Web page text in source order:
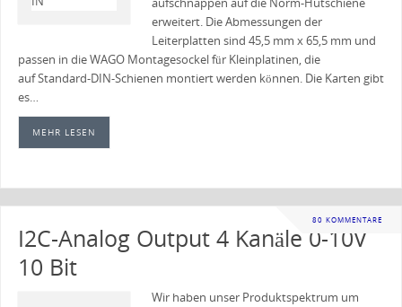
aufschnappen auf die Norm-Hutschiene
erweitert. Die Abmessungen der
Leiterplatten sind 45,5 mm x 65,5 mm und
passen in die WAGO Montagesockel für Kleinplatinen, die
auf Standard-DIN-Schienen montiert werden können. Die Karten gibt
es…
MEHR LESEN
80 KOMMENTARE
I2C-Analog Output 4 Kanäle 0-10V
10 Bit
Wir haben unser Produktspektrum um